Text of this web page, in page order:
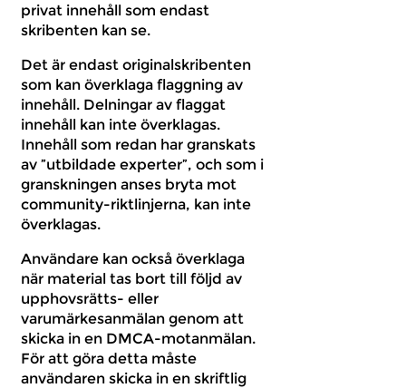
privat innehåll som endast
skribenten kan se.
Det är endast originalskribenten
som kan överklaga flaggning av
innehåll. Delningar av flaggat
innehåll kan inte överklagas.
Innehåll som redan har granskats
av ”utbildade experter”, och som i
granskningen anses bryta mot
community-riktlinjerna, kan inte
överklagas.
Användare kan också överklaga
när material tas bort till följd av
upphovsrätts- eller
varumärkesanmälan genom att
skicka in en DMCA-motanmälan.
För att göra detta måste
användaren skicka in en skriftlig